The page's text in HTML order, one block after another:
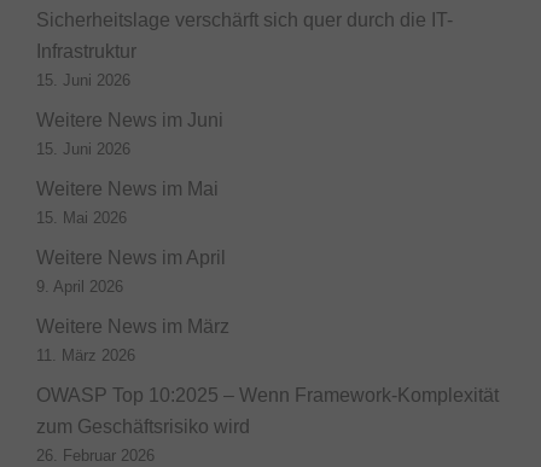
Sicherheitslage verschärft sich quer durch die IT-
Infrastruktur
15. Juni 2026
Weitere News im Juni
15. Juni 2026
Weitere News im Mai
15. Mai 2026
Weitere News im April
9. April 2026
Weitere News im März
11. März 2026
OWASP Top 10:2025 – Wenn Framework-Komplexität
zum Geschäftsrisiko wird
26. Februar 2026